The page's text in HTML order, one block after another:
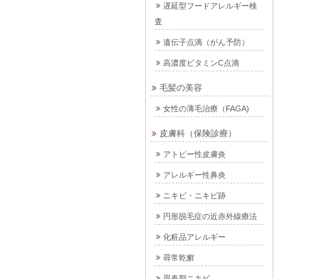
遅延型フードアレルギー検
査
遺伝子点滴（がん予防）
高濃度ビタミンC点滴
毛髪の美容
女性の薄毛治療（FAGA)
皮膚科（保険診療）
アトピー性皮膚炎
アレルギー性鼻炎
ニキビ・ニキビ跡
円形脱毛症の近赤外線療法
化粧品アレルギー
尋常乾癬